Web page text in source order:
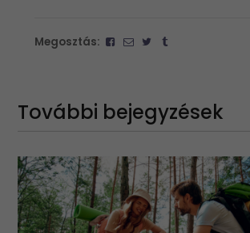
Megosztás:
További bejegyzések